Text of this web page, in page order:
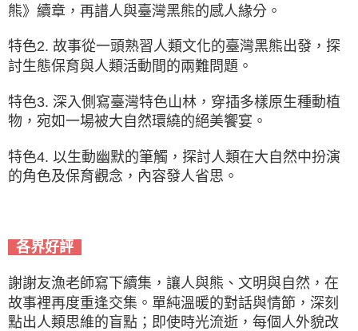
熊》續章，再譜人與臺灣黑熊的感人緣分。
特色2. 故事從一頭熟習人類文化的臺灣黑熊出發，探
討生態保育與人類活動間的兩難問題。
特色3. 深入側寫臺灣特色山林，穿插多樣原生種動植
物，宛如一場被大自然環繞的絕美饗宴。
特色4. 以生動幽默的筆觸，探討人類在大自然中扮演
的角色及保育觀念，內容發人省思。
各界好評
謝謝友漁老師寫下續集，讓人與熊、文明與自然，在
故事裡再度重逢交集。單純溫暖的對話與情節，深刻
點出人類思維的盲點；即使時光流逝，每個人外貌改